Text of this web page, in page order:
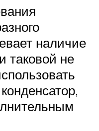
наличие
таковой не